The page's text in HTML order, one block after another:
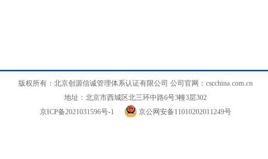
版权所有：北京创源信诚管理体系认证有限公司 公司官网：cscchina.com.cn
地址：北京市西城区北三环中路6号3幢3层302
京ICP备2021031596号-1
京公网安备11010202011249号